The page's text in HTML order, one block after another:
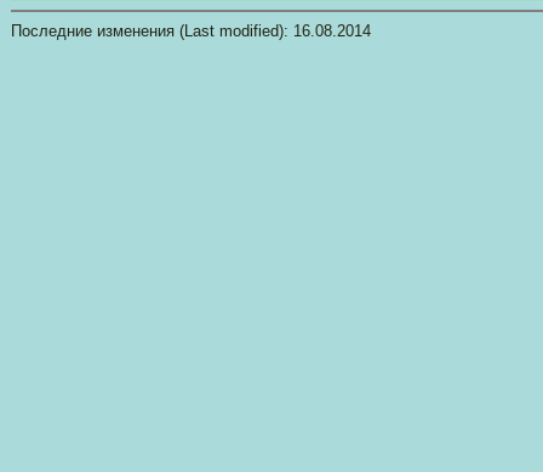
Последние изменения (Last modified): 16.08.2014